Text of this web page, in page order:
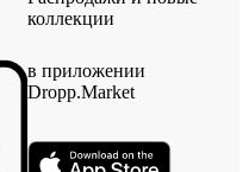
коллекции
в приложении
Dropp.Market